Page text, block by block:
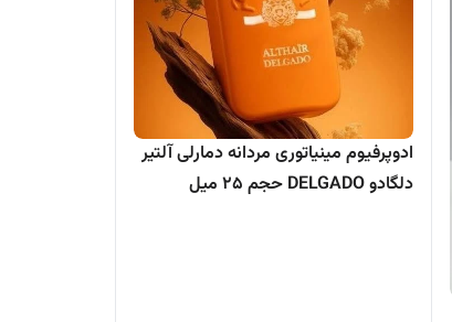
ادوپرفیوم مینیاتوری مردانه دمارلی آلتیر
دلگادو DELGADO حجم 25 میل